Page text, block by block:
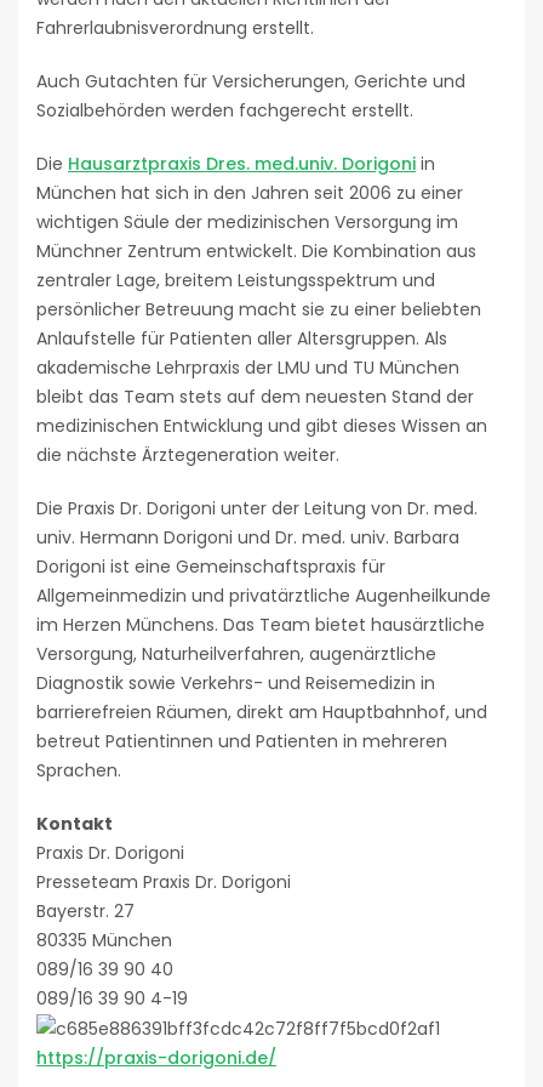
Fahrerlaubnisverordnung erstellt.
Auch Gutachten für Versicherungen, Gerichte und
Sozialbehörden werden fachgerecht erstellt.
Die Hausarztpraxis Dres. med.univ. Dorigoni in
München hat sich in den Jahren seit 2006 zu einer
wichtigen Säule der medizinischen Versorgung im
Münchner Zentrum entwickelt. Die Kombination aus
zentraler Lage, breitem Leistungsspektrum und
persönlicher Betreuung macht sie zu einer beliebten
Anlaufstelle für Patienten aller Altersgruppen. Als
akademische Lehrpraxis der LMU und TU München
bleibt das Team stets auf dem neuesten Stand der
medizinischen Entwicklung und gibt dieses Wissen an
die nächste Ärztegeneration weiter.
Die Praxis Dr. Dorigoni unter der Leitung von Dr. med.
univ. Hermann Dorigoni und Dr. med. univ. Barbara
Dorigoni ist eine Gemeinschaftspraxis für
Allgemeinmedizin und privatärztliche Augenheilkunde
im Herzen Münchens. Das Team bietet hausärztliche
Versorgung, Naturheilverfahren, augenärztliche
Diagnostik sowie Verkehrs- und Reisemedizin in
barrierefreien Räumen, direkt am Hauptbahnhof, und
betreut Patientinnen und Patienten in mehreren
Sprachen.
Kontakt
Praxis Dr. Dorigoni
Presseteam Praxis Dr. Dorigoni
Bayerstr. 27
80335 München
089/16 39 90 40
089/16 39 90 4-19
https://praxis-dorigoni.de/